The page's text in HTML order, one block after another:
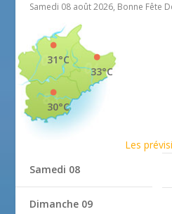
Samedi 08 août 2026, Bonne Fête
33°C
31°C
30°C
Les
Samedi 08
Dimanche 09